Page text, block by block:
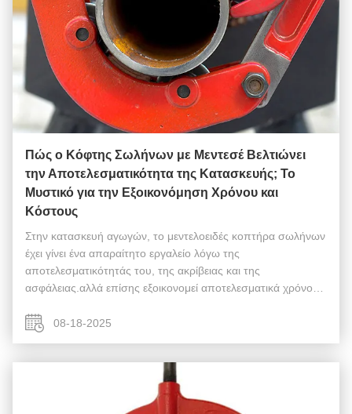
Πώς ο Κόφτης Σωλήνων με Μεντεσέ Βελτιώνει
την Αποτελεσματικότητα της Κατασκευής; Το
Μυστικό για την Εξοικονόμηση Χρόνου και
Κόστους
Στην κατασκευή αγωγών, το μεντελοειδές κοπτήρα σωλήνων
έχει γίνει ένα απαραίτητο εργαλείο λόγω της
αποτελεσματικότητάς του, της ακρίβειας και της
ασφάλειας.αλλά επίσης εξοικονομεί αποτελεσματικά χρόνο
μεντεσέδες χρησιμοποιεί τέσσερις λεπίδες που κόβουν ...
08-18-2025